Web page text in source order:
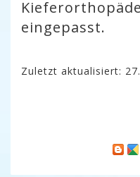
eingepasst.
Zuletzt aktualisiert: